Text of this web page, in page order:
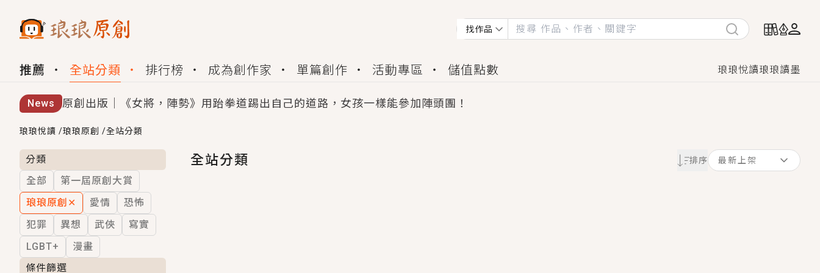
找作品
推薦 全站分類 排行榜 成為創作家 單篇創作 活動專區 儲值點數 琅琅悅讀琅琅讀墨
News 原創出版｜《女將，陣勢》用跆拳道踢出自己的道路，女孩一樣能參加陣頭團！
創,作家招募｜華文小說創作首選！有機會獲得豐富廣宣資源、專屬服務與獨享福利！
小編心動書單｜《離婚你提的，二婚嫁大佬，你哭什麼？》追妻火葬場！前夫失憶移情別戀，她頭也不回找新歡，他居然還後悔了？
GL｜《夏日與檸檬與重疊世界》炎熱的夏日、檸檬的香氣、互相愛慕的兩位少女，今夏最推純愛GL漫畫！
BL｜《費洛蒙中毒》救命！特殊費洛蒙體質世界觀，無法抗拒的吸引力，已中毒Σ>―(〃°ω°〃)♡→
OMG你嚇到我了｜《陰陽鬼店》上班族買了房子模型，但現實中買下的竟是屬於他的停屍櫃？！
言情｜《國語推行員》每個人心中都有一個連自己也無法改變的永恆， 他的一生將不由自主追逐著她……
琅琅悅讀 /琅琅原創 /全站分類
分類
全部
第一屆原創大賞
琅琅原創 ✕ 愛情
恐怖
犯罪
異想 武俠
寫實
LGBT+
漫畫
條件篩選
全站分類 排序 最新上架